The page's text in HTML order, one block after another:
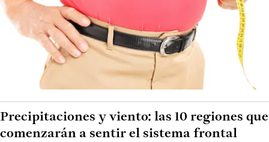
Precipitaciones y viento: las 10 regiones que
comenzarán a sentir el sistema frontal